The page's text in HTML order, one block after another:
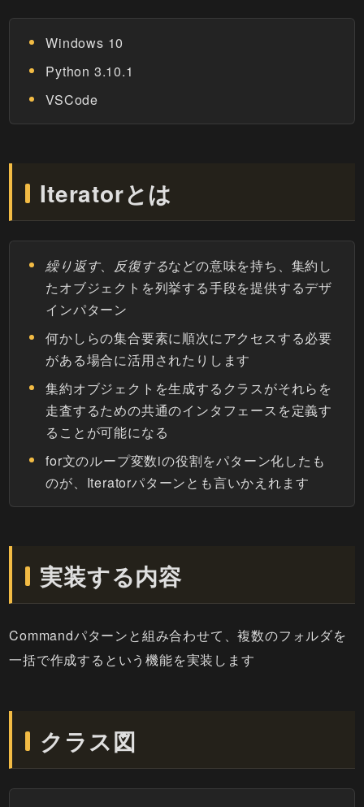
Windows 10
Python 3.10.1
VSCode
Iteratorとは
繰り返す、 反復するなどの意味を持ち、集約し
たオブジェクトを列挙する手段を提供するデザ
インパターン
何かしらの集合要素に順次にアクセスする必要
がある場合に活用されたりします
集約オブジェクトを生成するクラスがそれらを
走査するための共通のインタフェースを定義す
ることが可能になる
for文のループ変数iの役割をパターン化したも
のが、Iteratorパターンとも言いかえれます
実装する内容
Commandパターンと組み合わせて、複数のフォルダを
一括で作成するという機能を実装します
クラス図